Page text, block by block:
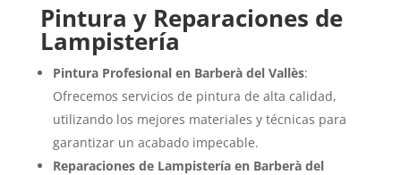
Pintura y Reparaciones de
Lampistería
Pintura Profesional en Barberà del Vallès:
Ofrecemos servicios de pintura de alta calidad,
utilizando los mejores materiales y técnicas para
garantizar un acabado impecable.
Reparaciones de Lampistería en Barberà del